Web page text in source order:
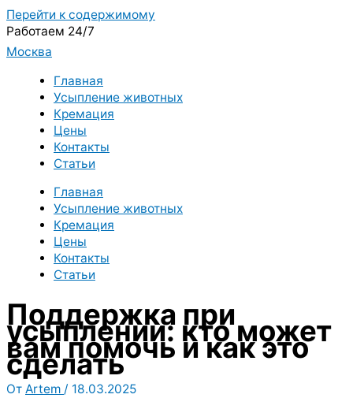
Перейти к содержимому
Работаем 24/7
Москва
Главная
Усыпление животных
Кремация
Цены
Контакты
Статьи
Главная
Усыпление животных
Кремация
Цены
Контакты
Статьи
Поддержка при
усыплении: кто может
вам помочь и как это
сделать
От Artem / 18.03.2025